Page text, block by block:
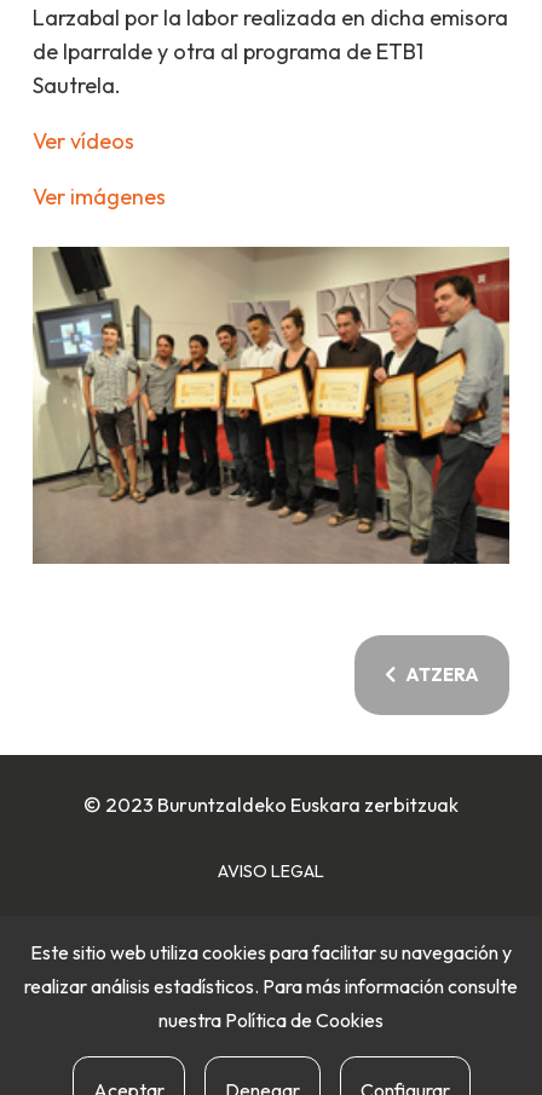
Larzabal por la labor realizada en dicha emisora
de Iparralde y otra al programa de ETB1
Sautrela.
Ver vídeos
Ver imágenes
ATZERA
© 2023 Buruntzaldeko Euskara zerbitzuak
AVISO LEGAL
POLÍTICA DE PRIVACIDAD
Este sitio web utiliza cookies para facilitar su navegación y
realizar análisis estadísticos. Para más información consulte
nuestra Política de Cookies